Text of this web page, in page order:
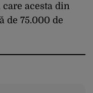
care acesta din
de 75.000 de